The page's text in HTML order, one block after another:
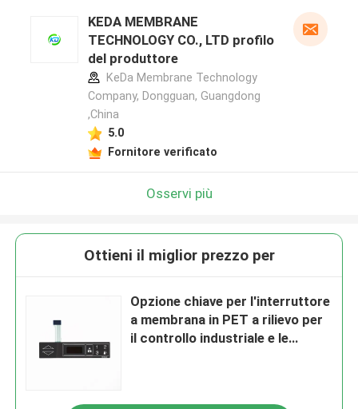
KEDA MEMBRANE
TECHNOLOGY CO., LTD profilo
del produttore
KeDa Membrane Technology
Company, Dongguan, Guangdong
,China
5.0
Fornitore verificato
Osservi più
Ottieni il miglior prezzo per
Opzione chiave per l'interruttore
a membrana in PET a rilievo per
il controllo industriale e le